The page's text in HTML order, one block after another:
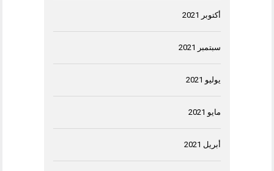
أكتوبر 2021
سبتمبر 2021
يوليو 2021
مايو 2021
أبريل 2021